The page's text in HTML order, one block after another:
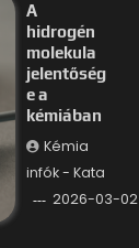
A
hidrogén
molekula
jelentőség
e a
kémiában
Kémia
infók - Kata
2026-03-02